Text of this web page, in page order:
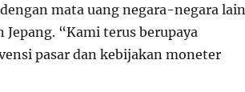
mata uang negara-negara lain
Jepang. “Kami terus berupaya
pasar dan kebijakan moneter